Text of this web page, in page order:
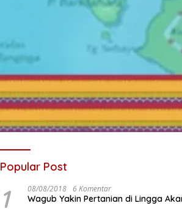
Popular Post
1 08/08/2018 6 Komentar
Wagub Yakin Pertanian di Lingga